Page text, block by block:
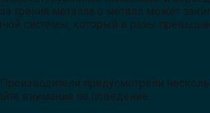
трения металла о металл может
системы, который в разы
предусмотрели
внимание на поведение: